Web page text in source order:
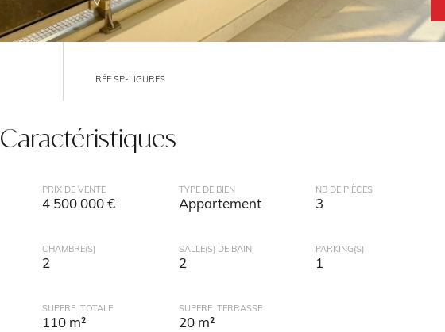
RÉF SP-LIGURES
Caractéristiques
PRIX DE VENTE
4 500 000 €
TYPE DE BIEN
Appartement
NB DE PIÈCES
3
CHAMBRE(S)
2
SALLE(S) DE BAIN
2
PARKING(S)
1
SUPERF. TOTALE
110 m²
SUPERF. TERRASSE
20 m²